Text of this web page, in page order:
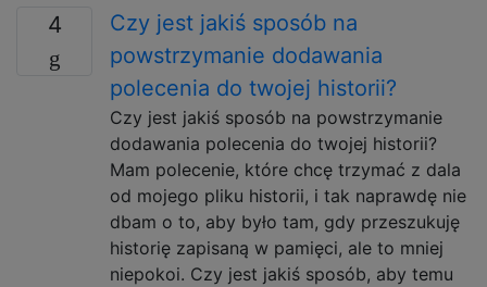
4
Czy jest jakiś sposób na
powstrzymanie dodawania
polecenia do twojej historii?
Czy jest jakiś sposób na powstrzymanie
dodawania polecenia do twojej historii?
Mam polecenie, które chcę trzymać z dala
od mojego pliku historii, i tak naprawdę nie
dbam o to, aby było tam, gdy przeszukuję
historię zapisaną w pamięci, ale to mniej
niepokoi. Czy jest jakiś sposób, aby temu